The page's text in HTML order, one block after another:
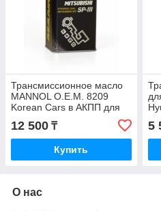
Трансмиссионное масло
MANNOL O.E.M. 8209
Korean Cars в АКПП для
MITSUBISHI ATF SP3 4L
12 500 ₸
Купить
5
О нас